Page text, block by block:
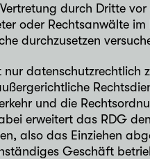
durch Dritte
oder Rechtsanwälte im
durchzusetzen
datenschutzrechtlich
und die
erweitert das RDG den
also das Einziehen
Geschäft